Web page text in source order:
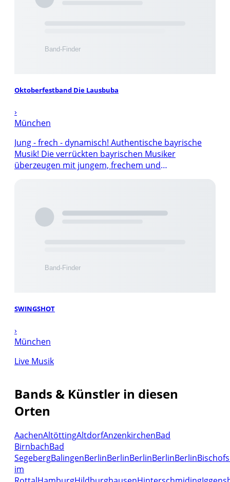
Oktoberfestband Die Lausbuba
›
München
Jung - frech - dynamisch! Authentische bayrische
Musik! Die verrückten bayrischen Musiker
überzeugen mit jungem, frechem und
SWINGSHOT
›
München
Live Musik
Bands & Künstler in diesen
Orten
AachenAltöttingAltdorfAnzenkirchenBad
BirnbachBad
SegebergBalingenBerlinBerlinBerlinBerlinBerlin
im